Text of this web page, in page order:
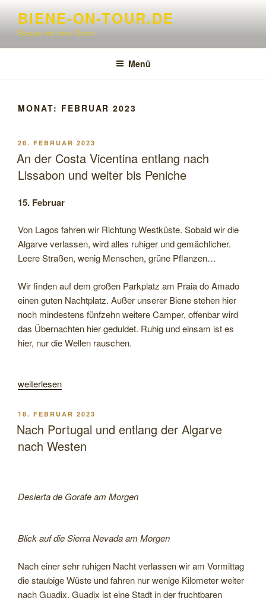
springen
BIENE-ON-TOUR.DE
Reisen mit dem Oman
Menü
MONAT: FEBRUAR 2023
VERÖFFENTLICHT
AM
26. FEBRUAR 2023
An der Costa Vicentina entlang nach
Lissabon und weiter bis Peniche
15. Februar
Von Lagos fahren wir Richtung Westküste. Sobald wir die
Algarve verlassen, wird alles ruhiger und gemächlicher.
Leere Straßen, wenig Menschen, grüne Pflanzen…
Wir finden auf dem großen Parkplatz am Praia do Amado
einen guten Nachtplatz. Außer unserer Biene stehen hier
noch mindestens fünfzehn weitere Camper, offenbar wird
das Übernachten hier geduldet. Ruhig und einsam ist es
hier, nur die Wellen rauschen.
„An
Costa
Vicentina
entlang
nach
weiter
weiterlesen
VERÖFFENTLICHT
AM
18. FEBRUAR 2023
Nach Portugal und entlang der Algarve
nach Westen
Desierta de Gorafe am Morgen
Blick auf die Sierra Nevada am Morgen
Nach einer sehr ruhigen Nacht verlassen wir am Vormittag
die staubige Wüste und fahren nur wenige Kilometer weiter
nach Guadix. Guadix ist eine Stadt in der fruchtbaren